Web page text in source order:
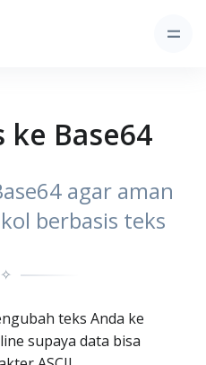
ke Base64
agar aman
berbasis teks
✧
teks Anda ke
supaya data bisa